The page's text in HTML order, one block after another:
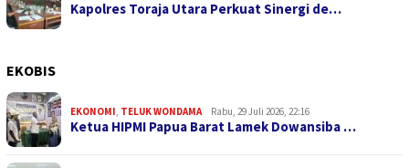
Kapolres Toraja Utara Perkuat Sinergi de…
EKOBIS
EKONOMI, TELUK WONDAMA Rabu, 29 Juli 2026, 22:16
Ketua HIPMI Papua Barat Lamek Dowansiba …